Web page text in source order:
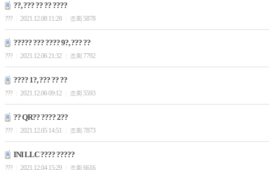
??, ??? ?? ?? ????
??? 2021.12.08 11:28 조회 5878
????? ??? ???? 9?, ??? ??
??? 2021.12.06 21:32 조회 7792
???? 1?, ??? ?? ??
??? 2021.12.06 09:12 조회 5593
?? QR?? ???? 2??
??? 2021.12.05 14:51 조회 7873
INI LLC ???? ?????
??? 2021.12.04 15:29 조회 6616